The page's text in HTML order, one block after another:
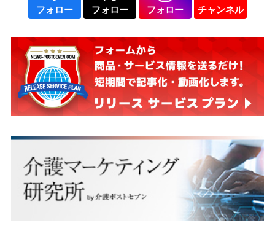
フォロー フォロー フォロー チャンネル